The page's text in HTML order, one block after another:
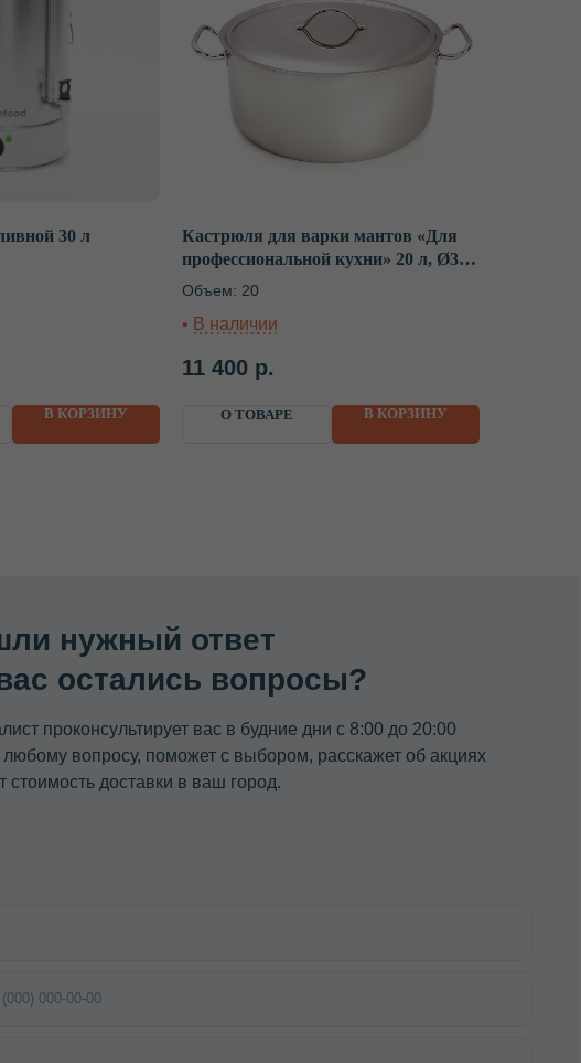
30 л
В КОРЗИНУ
Кастрюля для варки мантов «Для
профессиональной кухни» 20 л, Ø316
мм, с 2 вставками
Объем: 20
11 400 р.
О ТОВАРЕ В КОРЗИНУ
поможет с выбором, расскажет об акциях
ответ
вопросы?
ОСТАВИТЬ ЗАЯВКУ